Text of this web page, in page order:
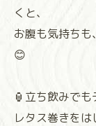
くと、
お腹も気持ち
😊
🏮立ち飲みで
レタス巻きをは